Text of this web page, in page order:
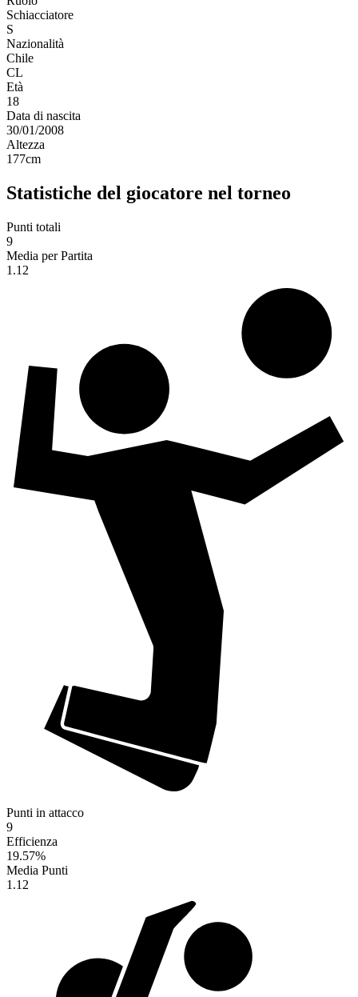
Schiacciatore
S
Nazionalità
Chile
CL
Età
18
Data di nascita
30/01/2008
Altezza
177cm
Statistiche del giocatore nel torneo
Punti totali
9
Media per Partita
1.12
Punti in attacco
9
Efficienza
19.57%
Media Punti
1.12